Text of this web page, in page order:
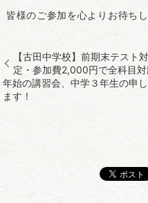
皆様のご参加を心よりお待ちし
【古田中学校】前期末テス
定・参加費2,000円で全科目
年始の講習会、中学３年生の申
ます！